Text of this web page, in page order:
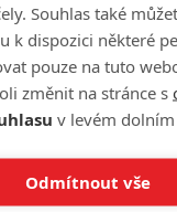
Souhlas také
k dispozici některé
pouze na tuto
změnit na stránce s
v levém
Odmítnout vše